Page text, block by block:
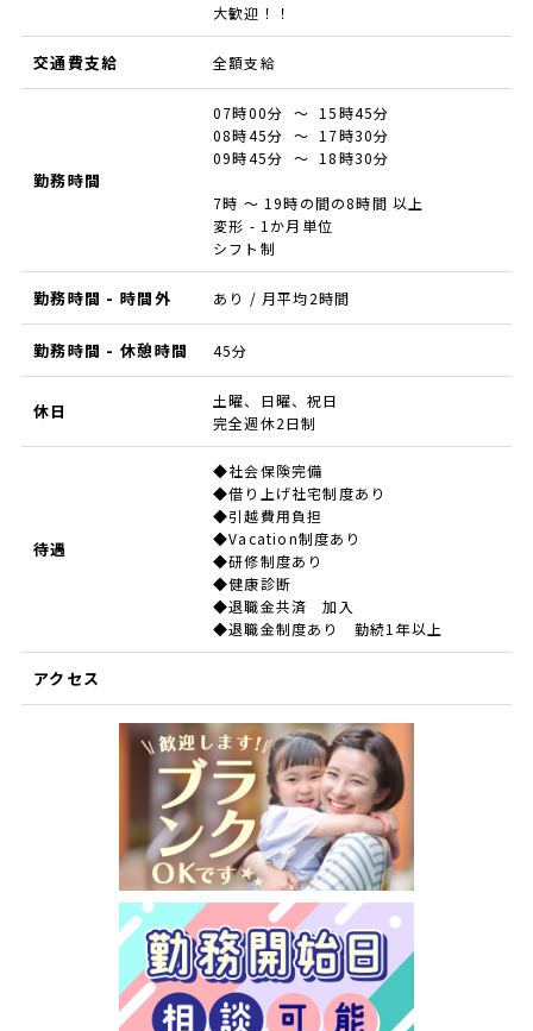
大歓迎！！
交通費支給 全額支給
勤務時間
07時00分 ～ 15時45分
08時45分 ～ 17時30分
09時45分 ～ 18時30分
7時 ～ 19時の間の8時間 以上
変形 - 1か月単位
シフト制
勤務時間 - 時間外 あり / 月平均2時間
勤務時間 - 休憩時間 45分
休日
土曜、日曜、祝日
完全週休2日制
待遇
◆社会保険完備
◆借り上げ社宅制度あり
◆引越費用負担
◆Vacation制度あり
◆研修制度あり
◆健康診断
◆退職金共済 加入
◆退職金制度あり 勤続1年以上
アクセス